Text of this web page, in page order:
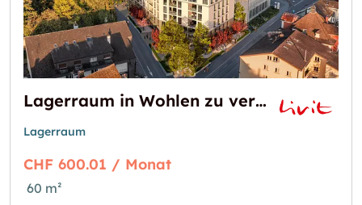
Lagerraum in Wohlen zu vermieten
Lagerraum
CHF 600.01 / Monat
60 m²